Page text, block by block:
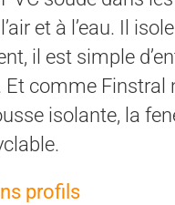
et à l’eau. Il isole
il est simple
Et comme Finstral
isolante, la
profils